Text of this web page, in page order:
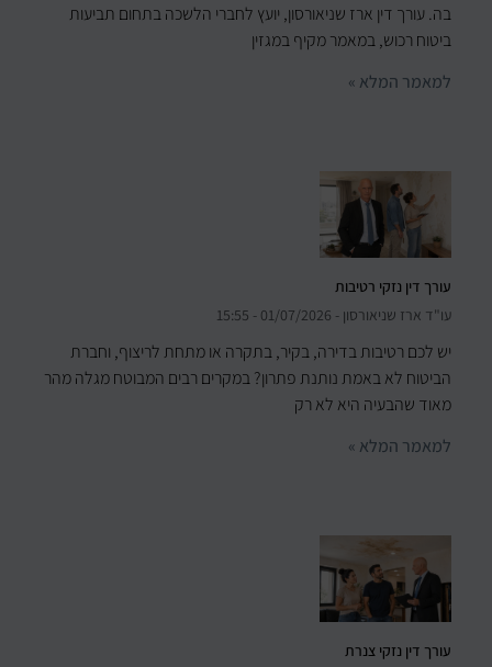
בה. עורך דין ארז שניאורסון, יועץ לחברי הלשכה בתחום תביעות
ביטוח רכוש, במאמר מקיף במגזין
למאמר המלא »
עורך דין נזקי רטיבות
עו"ד ארז שניאורסון
יש לכם רטיבות בדירה, בקיר, בתקרה או מתחת לריצוף, וחברת
הביטוח לא באמת נותנת פתרון? במקרים רבים המבוטח מגלה מהר
מאוד שהבעיה היא לא רק
למאמר המלא »
עורך דין נזקי צנרת